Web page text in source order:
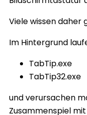
Viele wissen daher
Im Hintergrund
TabTip.exe
TabTip32.exe
und verursachen
Zusammenspiel mit